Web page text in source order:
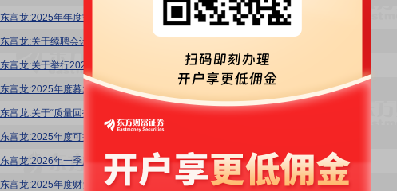
东富龙:2025年年度报告摘要
东富龙:关于续聘会计师事务所的公告
东富龙:关于举行2025年度网上业绩说明会的公告
东富龙:2025年度募集资金存放、管理与使用情况专项报告的鉴证报告
东富龙:关于“质量回报双提升”行动方案的进展公告
东富龙:2025年度可持续发展报告
东富龙:2026年一季度报告
东富龙:2025年度财务决算报告